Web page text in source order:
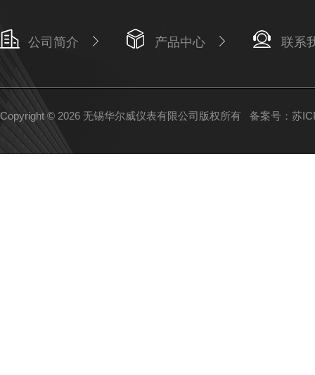
公司简介 产品中心 联系
Copyright © 2026 无锡华尔威仪表有限公司版权所有 备案号：苏